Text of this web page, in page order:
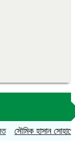
সৌমিক হাসান